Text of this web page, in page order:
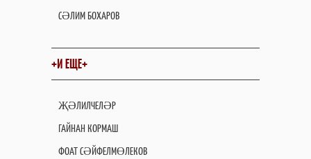
СӘЛИМ БОХАРОВ
+И ЕЩЕ+
ҖӘЛИЛЧЕЛӘР
ГАЙНАН КОРМАШ
ФОАТ СӘЙФЕЛМӨЛЕКОВ